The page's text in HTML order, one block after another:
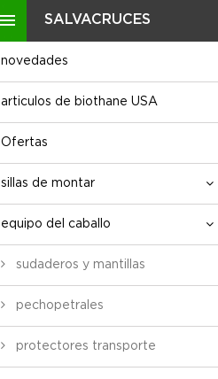
SALVACRUCES
novedades
articulos de biothane USA
Ofertas
sillas de montar
equipo del caballo
sudaderos y mantillas
pechopetrales
protectores transporte